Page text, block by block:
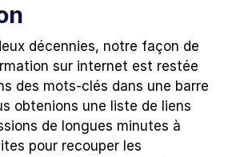
décennies, notre façon de
sur internet est restée
des mots-clés dans une barre
obtenions une liste de liens
de longues minutes à
pour recouper les